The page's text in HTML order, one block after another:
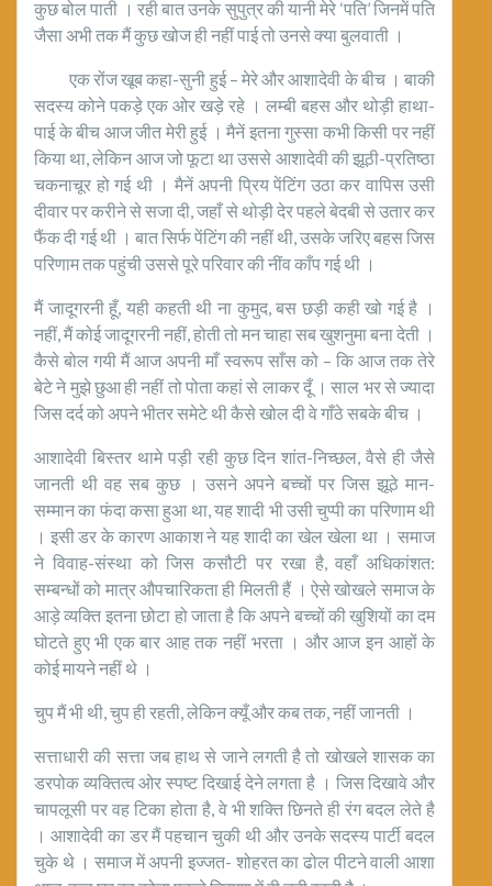
कुछ बोल पाती । रही बात उनके सुपुत्र की यानी मेरे ‘पति’ जिनमें पति
जैसा अभी तक मैं कुछ खोज ही नहीं पाई तो उनसे क्या बुलवाती ।
एक रोंज खूब कहा-सुनी हुई – मेरे और आशादेवी के बीच । बाकी
सदस्य कोने पकड़े एक ओर खड़े रहे । लम्बी बहस और थोड़ी हाथा-
पाई के बीच आज जीत मेरी हुई । मैनें इतना गुस्सा कभी किसी पर नहीं
किया था, लेकिन आज जो फूटा था उससे आशादेवी की झूठी-प्रतिष्ठा
चकनाचूर हो गई थी । मैनें अपनी प्रिय पेंटिंग उठा कर वापिस उसी
दीवार पर करीने से सजा दी, जहाँ से थोड़ी देर पहले बेदबी से उतार कर
फैंक दी गई थी । बात सिर्फ पेंटिंग की नहीं थी, उसके जरिए बहस जिस
परिणाम तक पहुंची उससे पूरे परिवार की नींव काँप गई थी ।
मैं जादूगरनी हूँ, यही कहती थी ना कुमुद, बस छड़ी कही खो गई है ।
नहीं, मैं कोई जादूगरनी नहीं, होती तो मन चाहा सब खुशनुमा बना देती ।
कैसे बोल गयी मैं आज अपनी माँ स्वरूप साँस को – कि आज तक तेरे
बेटे ने मुझे छुआ ही नहीं तो पोता कहां से लाकर दूँ । साल भर से ज्यादा
जिस दर्द को अपने भीतर समेटे थी कैसे खोल दी वे गाँठे सबके बीच ।
आशादेवी बिस्तर थामे पड़ी रही कुछ दिन शांत-निच्छल, वैसे ही जैसे
जानती थी वह सब कुछ । उसने अपने बच्चों पर जिस झूठे मान-
सम्मान का फंदा कसा हुआ था, यह शादी भी उसी चुप्पी का परिणाम थी
। इसी डर के कारण आकाश ने यह शादी का खेल खेला था । समाज
ने विवाह-संस्था को जिस कसौटी पर रखा है, वहाँ अधिकांशत:
सम्बन्धों को मात्र औपचारिकता ही मिलती हैं । ऐसे खोखले समाज के
आड़े व्यक्ति इतना छोटा हो जाता है कि अपने बच्चों की खुशियों का दम
घोटते हुए भी एक बार आह तक नहीं भरता । और आज इन आहों के
कोई मायने नहीं थे ।
चुप मैं भी थी, चुप ही रहती, लेकिन क्यूँ और कब तक, नहीं जानती ।
सत्ताधारी की सत्ता जब हाथ से जाने लगती है तो खोखले शासक का
डरपोक व्यक्तित्व ओर स्पष्ट दिखाई देने लगता है । जिस दिखावे और
चापलूसी पर वह टिका होता है, वे भी शक्ति छिनते ही रंग बदल लेते है
। आशादेवी का डर मैं पहचान चुकी थी और उनके सदस्य पार्टी बदल
चुके थे । समाज में अपनी इज्जत- शोहरत का ढोल पीटने वाली आशा